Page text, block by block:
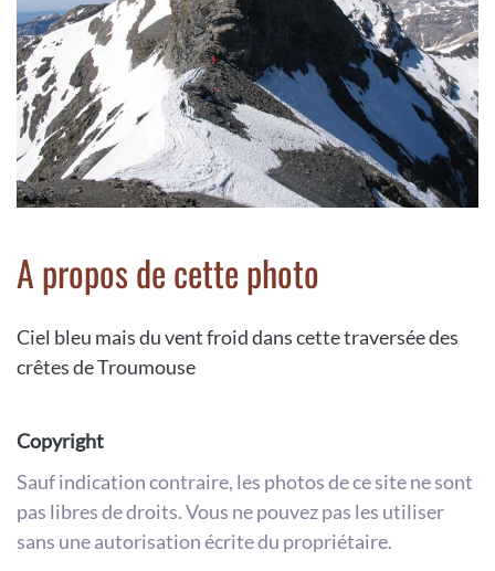
A propos de cette photo
Ciel bleu mais du vent froid dans cette traversée des
crêtes de Troumouse
Copyright
Sauf indication contraire, les photos de ce site ne sont
pas libres de droits. Vous ne pouvez pas les utiliser
sans une autorisation écrite du propriétaire.